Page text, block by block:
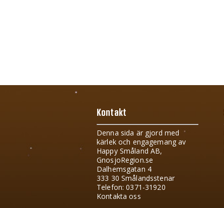
Kontakt
Denna sida är gjord med
kärlek och engagemang av
Happy Småland AB,
GnosjoRegion.se
Dalhemsgatan 4
333 30 Smålandsstenar
Telefon: 0371-31920
Kontakta oss